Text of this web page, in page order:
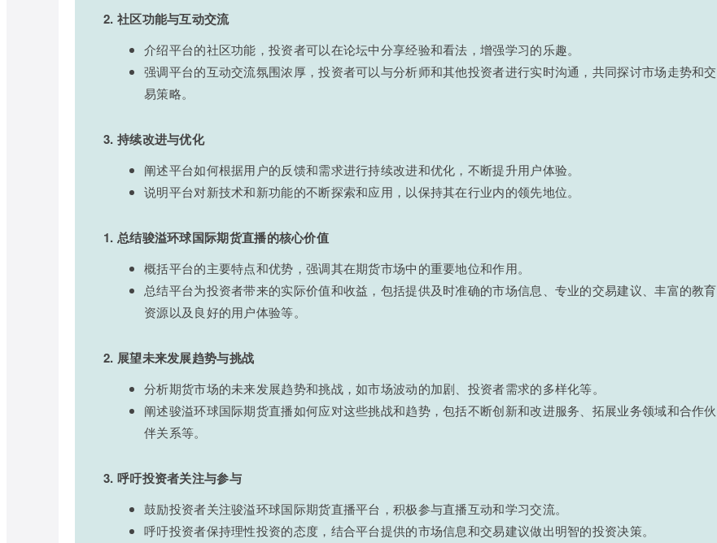
2. 社区功能与互动交流
介绍平台的社区功能，投资者可以在论坛中分享经验和看法，增强学习的乐趣。
强调平台的互动交流氛围浓厚，投资者可以与分析师和其他投资者进行实时沟通，共同探讨市场走势和交
易策略。
3. 持续改进与优化
阐述平台如何根据用户的反馈和需求进行持续改进和优化，不断提升用户体验。
说明平台对新技术和新功能的不断探索和应用，以保持其在行业内的领先地位。
1. 总结骏溢环球国际期货直播的核心价值
概括平台的主要特点和优势，强调其在期货市场中的重要地位和作用。
总结平台为投资者带来的实际价值和收益，包括提供及时准确的市场信息、专业的交易建议、丰富的教育
资源以及良好的用户体验等。
2. 展望未来发展趋势与挑战
分析期货市场的未来发展趋势和挑战，如市场波动的加剧、投资者需求的多样化等。
阐述骏溢环球国际期货直播如何应对这些挑战和趋势，包括不断创新和改进服务、拓展业务领域和合作伙
伴关系等。
3. 呼吁投资者关注与参与
鼓励投资者关注骏溢环球国际期货直播平台，积极参与直播互动和学习交流。
呼吁投资者保持理性投资的态度，结合平台提供的市场信息和交易建议做出明智的投资决策。